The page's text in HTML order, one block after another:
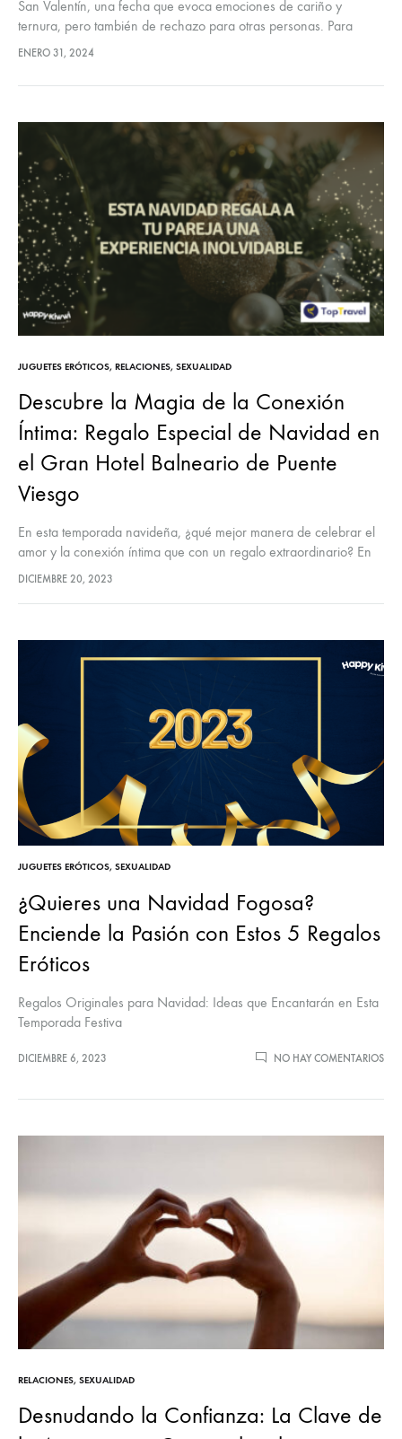
San Valentín, una fecha que evoca emociones de cariño y
ternura, pero también de rechazo para otras personas. Para
nosotros es una excusa ideal para celebrar el amor en todas…
ENERO 31, 2024
JUGUETES ERÓTICOS, RELACIONES, SEXUALIDAD
Descubre la Magia de la Conexión
Íntima: Regalo Especial de Navidad en
el Gran Hotel Balneario de Puente
Viesgo
En esta temporada navideña, ¿qué mejor manera de celebrar el
amor y la conexión íntima que con un regalo extraordinario? En
la búsqueda de experiencias únicas que fortalezcan los vínculos…
DICIEMBRE 20, 2023
JUGUETES ERÓTICOS, SEXUALIDAD
¿Quieres una Navidad Fogosa?
Enciende la Pasión con Estos 5 Regalos
Eróticos
Regalos Originales para Navidad: Ideas que Encantarán en Esta
Temporada Festiva
DICIEMBRE 6, 2023 NO HAY COMENTARIOS
RELACIONES, SEXUALIDAD
Desnudando la Confianza: La Clave de